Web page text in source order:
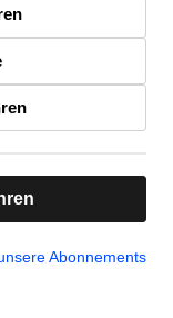
Abonnements